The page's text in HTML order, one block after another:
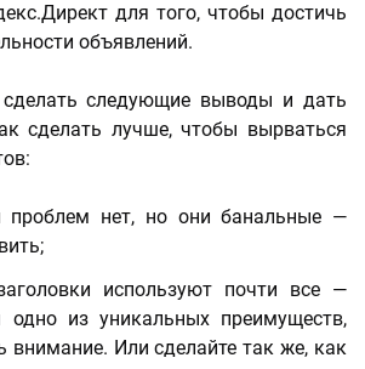
для того, чтобы достичь
объявлений.
следующие выводы и дать
сделать лучше, чтобы вырваться
проблем нет, но они банальные —
используют почти все —
из уникальных преимуществ,
внимание. Или сделайте так же, как